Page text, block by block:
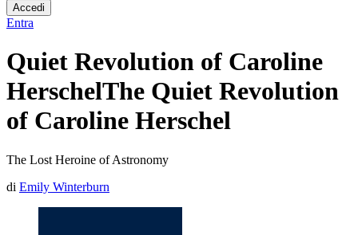
Accedi
Entra
Quiet Revolution of Caroline
HerschelThe Quiet Revolution
of Caroline Herschel
The Lost Heroine of Astronomy
di Emily Winterburn